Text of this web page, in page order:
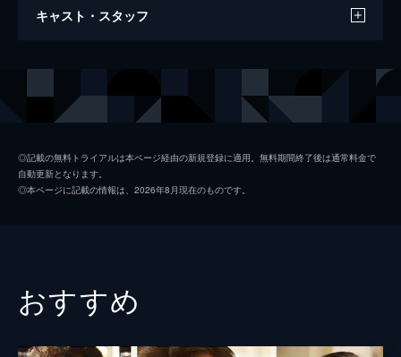
バンディット 華麗なる強盗
キャスト・スタッフ
トミー メル・ギブソン
原作
エド・アーノルド
◎記載の無料トライアルは本ページ経由の新規登録に適用。無料期間終了後は通常料金で
自動更新となります。
◎本ページに記載の情報は、2026年8月現在のものです。
おすすめ